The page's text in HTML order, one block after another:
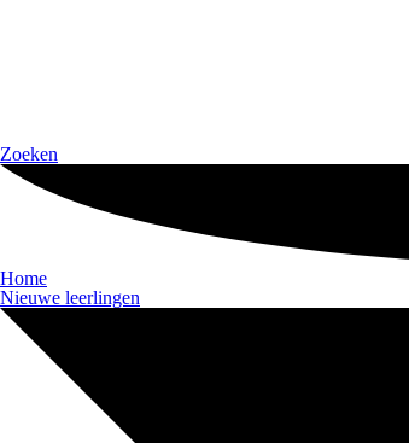
Zoeken
Home
Nieuwe leerlingen